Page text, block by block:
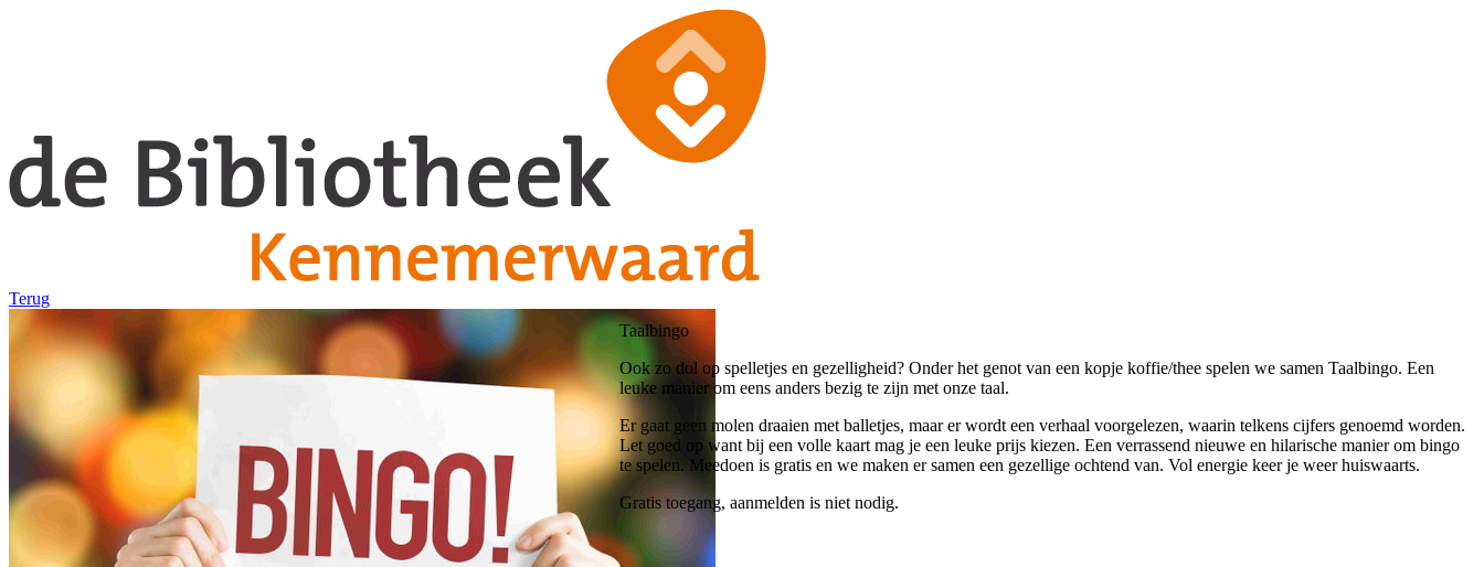
Terug
Taalbingo
Ook zo dol op spelletjes en gezelligheid? Onder het genot van een kopje koffie/thee spelen we samen Taalbingo. Een
leuke manier om eens anders bezig te zijn met onze taal.
Er gaat geen molen draaien met balletjes, maar er wordt een verhaal voorgelezen, waarin telkens cijfers genoemd worden.
Let goed op want bij een volle kaart mag je een leuke prijs kiezen. Een verrassend nieuwe en hilarische manier om bingo
te spelen. Meedoen is gratis en we maken er samen een gezellige ochtend van. Vol energie keer je weer huiswaarts.
Gratis toegang, aanmelden is niet nodig.